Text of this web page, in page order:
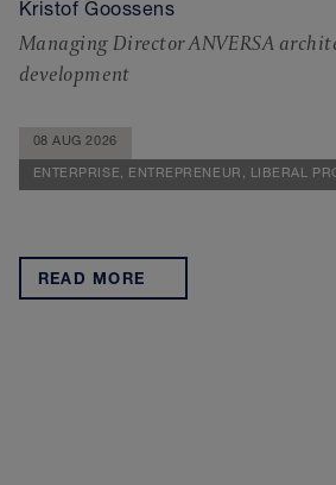
Kristof Goossens
Managing Director ANVERSA
development
08 AUG 2026
ENTERPRISE, ENTREPRENEUR, LIBERAL
READ MORE